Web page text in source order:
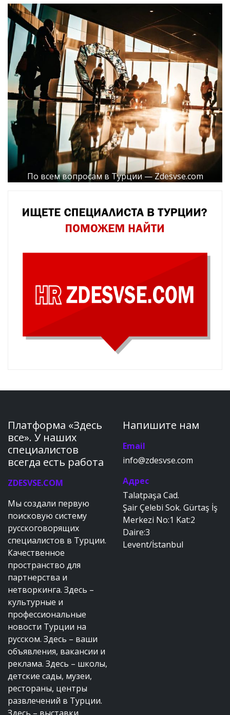
По всем вопросам в Турции — Zdesvse.com
Платформа «Здесь
все». У наших
специалистов
всегда есть работа
ZDESVSE.COM
Мы создали первую
поисковую систему
русскоговорящих
специалистов в Турции.
Качественное
пространство для
партнерства и
нетворкинга. Здесь –
культурные и
профессиональные
новости Турции на
русском. Здесь – ваши
объявления, вакансии и
реклама. Здесь – школы,
детские сады, музеи,
рестораны, центры
развлечений в Турции.
Напишите нам
Email
info@zdesvse.com
Адрес
Talatpaşa Cad.
Şair Çelebi Sok. Gürtaş İş
Merkezi No:1 Kat:2
Daire:3
Levent/İstanbul